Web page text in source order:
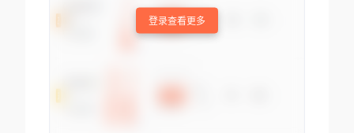
登录查看更多